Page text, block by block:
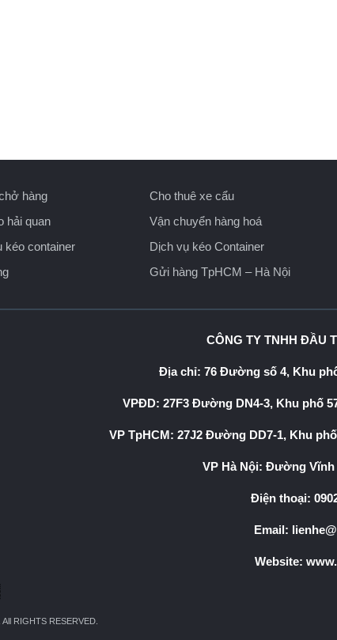
hàng
hải quan
kéo container
Cho thuê xe cẩu
Vận chuyển hàng hoá
Dịch vụ kéo Container
Gửi hàng TpHCM – Hà Nội
CÔNG TY TNHH ĐẦU
Địa chỉ: 76 Đường số 4, Khu
VPĐD: 27F3 Đường DN4-3, Khu phố
VP TpHCM: 27J2 Đường DD7-1, Khu
VP Hà Nội: Đường Vĩnh
Điện thoại:
Email:
Website:
RIGHTS RESERVED.